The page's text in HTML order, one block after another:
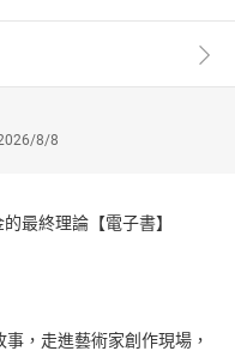
課，世界都會聽你的
8/8
最終理論【電子書】
，走進藝術家創作現場，